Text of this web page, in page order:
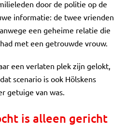
door de politie op de
informatie: de twee vrienden
een geheime relatie die
met een getrouwde vrouw.
een verlaten plek zijn gelokt,
scenario is ook Hölskens
getuige van was.
is alleen gericht